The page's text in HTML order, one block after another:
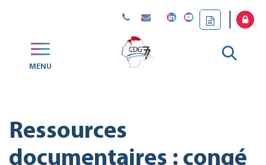
MENU
Aller
Ressources
documentaires : congé